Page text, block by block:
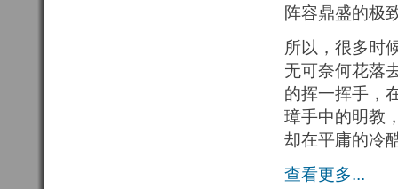
阵容鼎盛的极
所以，很多时
无可奈何花落
的挥一挥手，
璋手中的明教
却在平庸的冷
查看更多...